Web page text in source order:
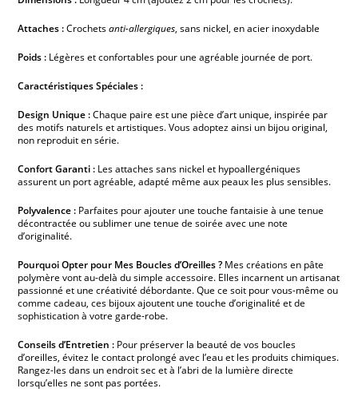
Attaches :Crochetsanti-allergiques, sans nickel, en acier inoxydable
Poids : Légères et confortables pour une agréable journée de port.
Caractéristiques Spéciales :
Design Unique :Chaque paire est une pièce d’art unique, inspirée par
des motifs naturels et artistiques. Vous adoptez ainsi un bijou original,
non reproduit en série.
Confort Garanti : Les attaches sans nickel et hypoallergéniques
assurent un port agréable, adapté même aux peaux les plus sensibles.
Polyvalence : Parfaites pour ajouter une touche fantaisie à une tenue
décontractée ou sublimer une tenue de soirée avec une note
d’originalité.
Pourquoi Opter pour Mes Boucles d’Oreilles ? Mes créations en pâte
polymère vont au-delà du simple accessoire. Elles incarnent un artisanat
passionné et une créativité débordante. Que ce soit pour vous-même ou
comme cadeau, ces bijoux ajoutent une touche d’originalité et de
sophistication à votre garde-robe.
Conseils d’Entretien : Pour préserver la beauté de vos boucles
d’oreilles, évitez le contact prolongé avec l’eau et les produits chimiques.
Rangez-les dans un endroit sec et à l’abri de la lumière directe
lorsqu’elles ne sont pas portées.